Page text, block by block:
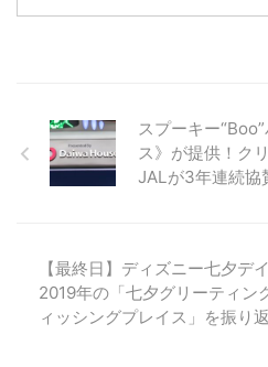
スプーキー
ス》が提供！ク
JALが3年連続協
【最終日】ディズニー七夕デ
2019年の「七夕グリーティン
ィッシングプレイス」を振り